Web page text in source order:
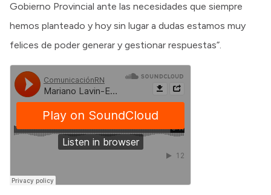
Gobierno Provincial ante las necesidades que siempre
hemos planteado y hoy sin lugar a dudas estamos muy
felices de poder generar y gestionar respuestas”.